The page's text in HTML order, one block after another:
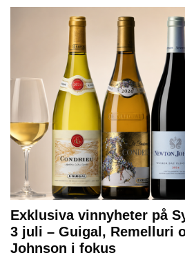
Exklusiva vinnyheter på
3 juli – Guigal, Remelluri
Johnson i fokus